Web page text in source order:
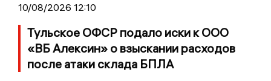
10/08/2026 12:10
Тульское ОФСР подало иски к ООО
«ВБ Алексин» о взыскании расходов
после атаки склада БПЛА